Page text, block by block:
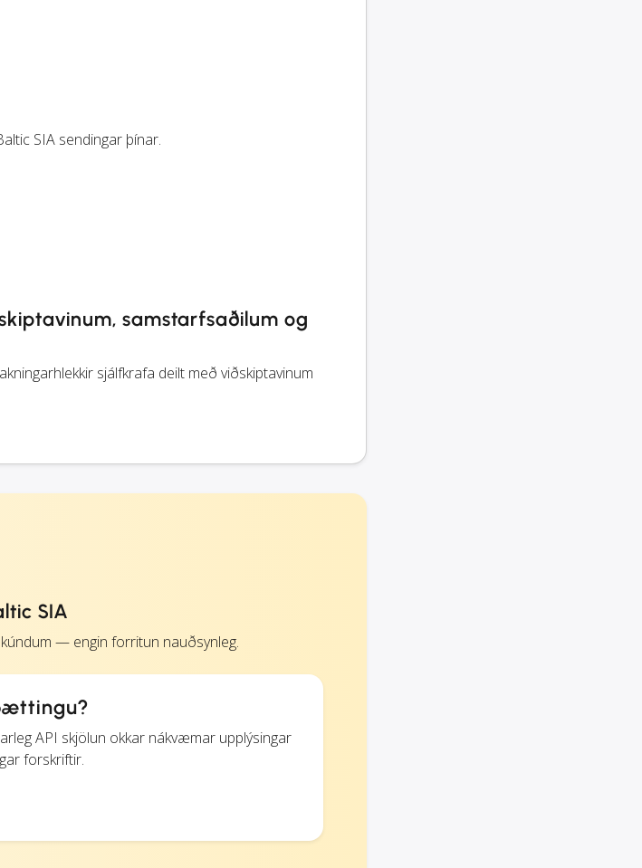
SIA sendingar þínar.
samstarfsaðilum og
sjálfkrafa deilt með viðskiptavinum
SIA
— engin forritun nauðsynleg.
API skjölun okkar nákvæmar upplýsingar
forskriftir.